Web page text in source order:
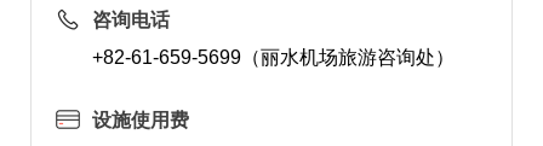
咨询电话
+82-61-659-5699（丽水机场旅游咨询处）
设施使用费